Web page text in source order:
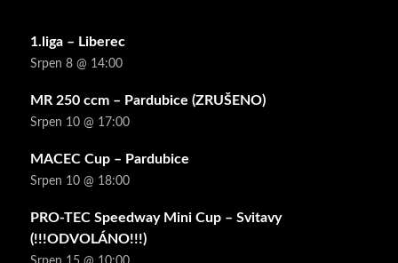
1.liga – Liberec
Srpen 8 @ 14:00
MR 250 ccm – Pardubice (ZRUŠENO)
Srpen 10 @ 17:00
MACEC Cup – Pardubice
Srpen 10 @ 18:00
PRO-TEC Speedway Mini Cup – Svitavy
(!!!ODVOLÁNO!!!)